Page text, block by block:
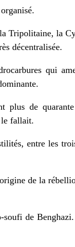
Tripolitaine, la
décentralisée.
qui
de
le fallait.
entre les
de la
de